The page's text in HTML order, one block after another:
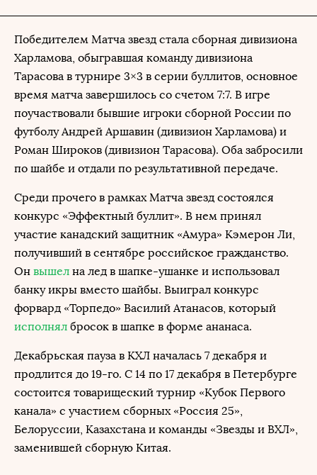
Победителем Матча звезд стала сборная дивизиона
Харламова, обыгравшая команду дивизиона
Тарасова в турнире 3×3 в серии буллитов, основное
время матча завершилось со счетом 7:7. В игре
поучаствовали бывшие игроки сборной России по
футболу Андрей Аршавин (дивизион Харламова) и
Роман Широков (дивизион Тарасова). Оба забросили
по шайбе и отдали по результативной передаче.
Среди прочего в рамках Матча звезд состоялся
конкурс «Эффектный буллит». В нем принял
участие канадский защитник «Амура» Кэмерон Ли,
получивший в сентябре российское гражданство.
Он вышел на лед в шапке-ушанке и использовал
банку икры вместо шайбы. Выиграл конкурс
форвард «Торпедо» Василий Атанасов, который
исполнял бросок в шапке в форме ананаса.
Декабрьская пауза в КХЛ началась 7 декабря и
продлится до 19-го. С 14 по 17 декабря в Петербурге
состоится товарищеский турнир «Кубок Первого
канала» с участием сборных «Россия 25»,
Белоруссии, Казахстана и команды «Звезды и ВХЛ»,
заменившей сборную Китая.